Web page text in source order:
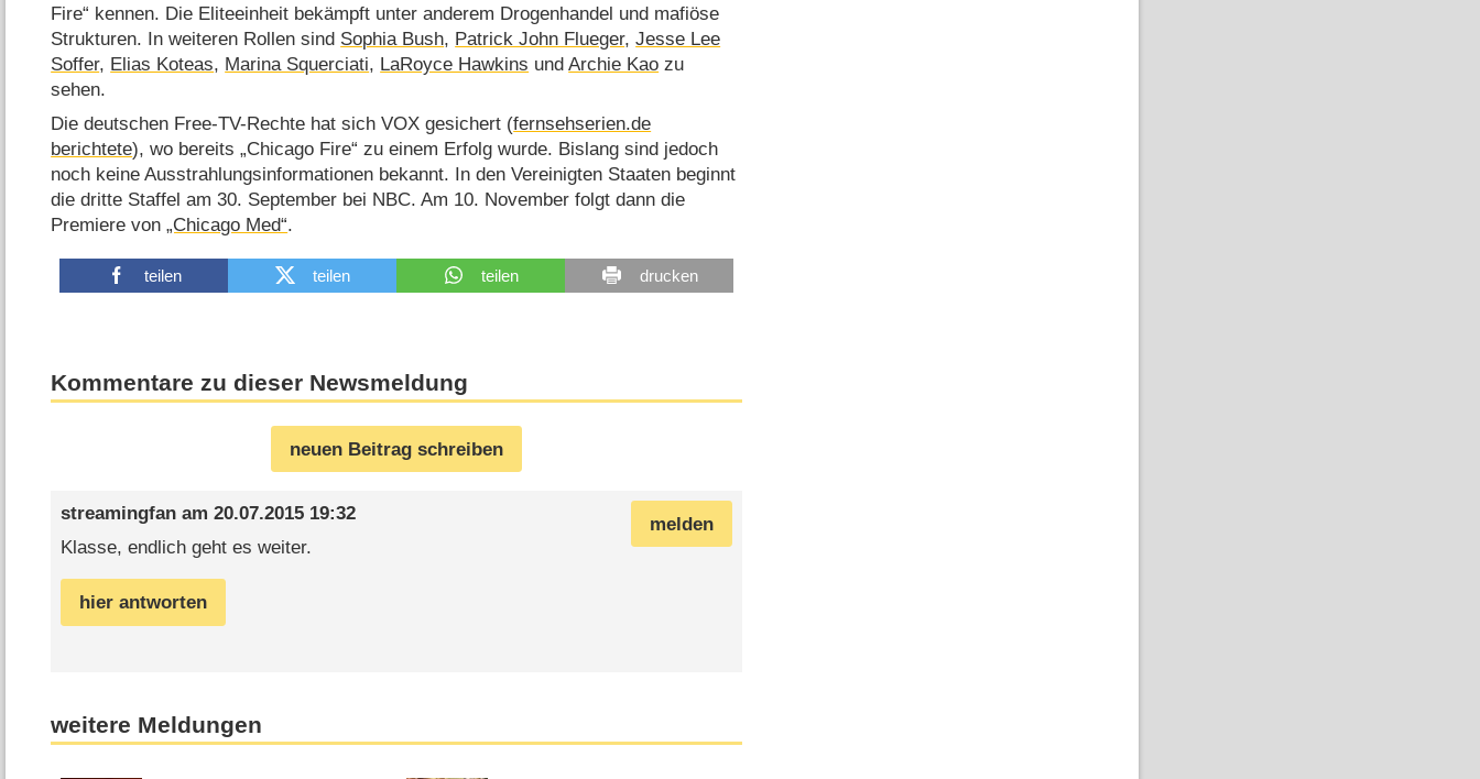
Fire“ kennen. Die Eliteeinheit bekämpft unter anderem Drogenhandel und mafiöse
Strukturen. In weiteren Rollen sind Sophia Bush, Patrick John Flueger,Jesse Lee
Soffer, Elias Koteas, Marina Squerciati, LaRoyce Hawkins undArchie Kao zu
sehen.
Die deutschen Free-TV-Rechte hat sich VOX gesichert (fernsehserien.de
berichtete), wo bereits „Chicago Fire“ zu einem Erfolg wurde. Bislang sind jedoch
noch keine Ausstrahlungsinformationen bekannt. In den Vereinigten Staaten beginnt
die dritte Staffel am 30. September bei NBC. Am 10. November folgt dann die
Premiere von„Chicago Med“.
teilen teilen teilen drucken
Kommentare zu dieser Newsmeldung
neuen Beitrag schreiben
melden
streamingfanam 20.07.2015 19:32
Klasse, endlich geht es weiter.
hier antworten
weitere Meldungen